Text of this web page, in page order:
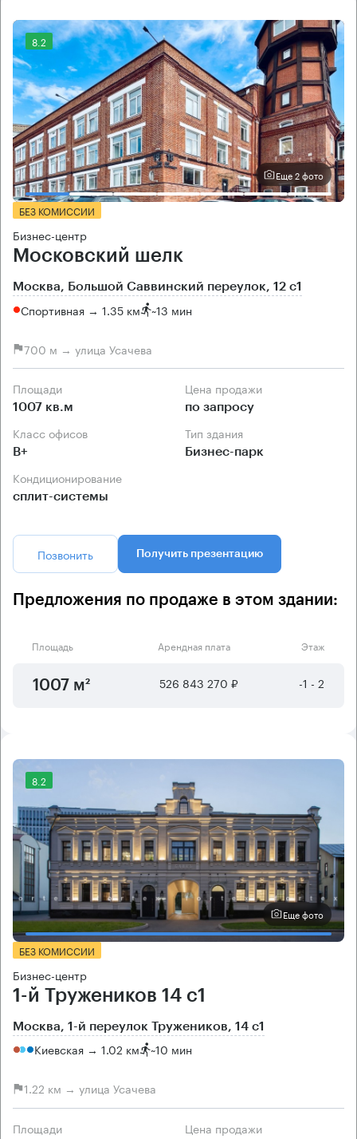
8.2
Еще 2 фото
БЕЗ КОМИССИИ
Бизнес-центр
Московский шелк
Москва, Большой Саввинский переулок, 12 с1
Спортивная → 1.35 км ~13 мин
700 м → улица Усачева
Площади
1007 кв.м
Цена продажи
по запросу
Класс офисов
B+
Тип здания
Бизнес-парк
Кондиционирование
сплит-системы
Позвонить Получить презентацию
Предложения по продаже в этом здании:
Площадь Арендная плата Этаж
1007 м² 526 843 270 ₽ -1 - 2
8.2
Еще фото
БЕЗ КОМИССИИ
Бизнес-центр
1-й Тружеников 14 с1
Москва, 1-й переулок Тружеников, 14 с1
Киевская → 1.02 км ~10 мин
1.22 км → улица Усачева
Площади Цена продажи